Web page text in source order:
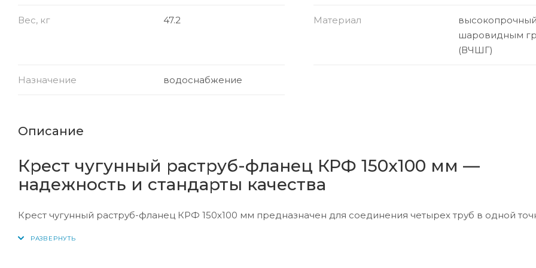
Вес, кг 47.2 Материал
высокопрочный
шаровидным
(ВЧШГ)
Назначение водоснабжение
Описание
Крест чугунный раструб-фланец КРФ 150х100 мм —
надежность и стандарты качества
Крест чугунный раструб-фланец КРФ 150х100 мм предназначен для соединения четырех труб в одной